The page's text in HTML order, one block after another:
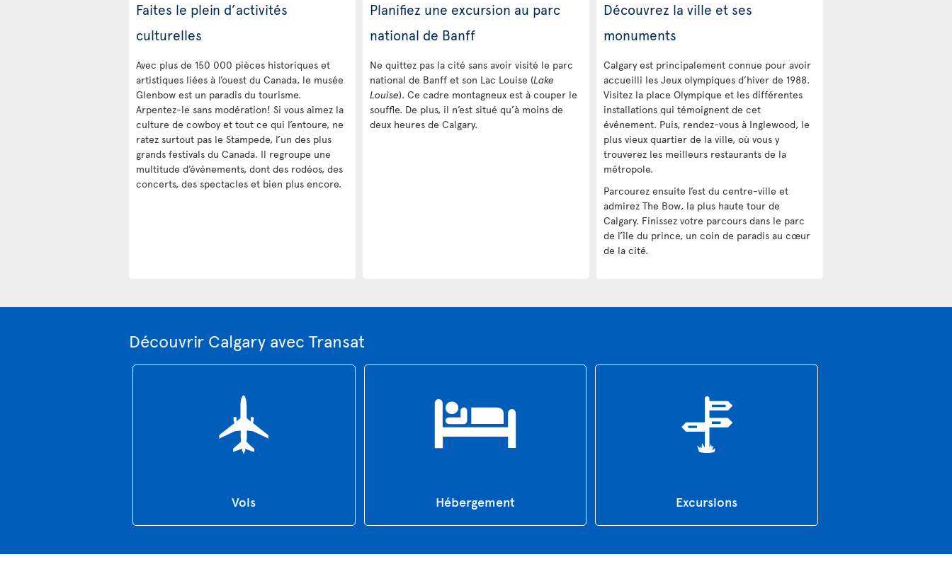
Faites le plein d’activités
culturelles
Avec plus de 150 000 pièces historiques et
artistiques liées à l’ouest du Canada, le musée
Glenbow est un paradis du tourisme.
Arpentez-le sans modération! Si vous aimez la
culture de cowboy et tout ce qui l’entoure, ne
ratez surtout pas le Stampede, l’un des plus
grands festivals du Canada. Il regroupe une
multitude d’événements, dont des rodéos, des
concerts, des spectacles et bien plus encore.
Planifiez une excursion au parc
national de Banff
Ne quittez pas la cité sans avoir visité le parc
national de Banff et son Lac Louise (Lake
Louise). Ce cadre montagneux est à couper le
souffle. De plus, il n’est situé qu’à moins de
deux heures de Calgary.
Découvrez la ville et ses
monuments
Calgary est principalement connue pour avoir
accueilli les Jeux olympiques d’hiver de 1988.
Visitez la place Olympique et les différentes
installations qui témoignent de cet
événement. Puis, rendez-vous à Inglewood, le
plus vieux quartier de la ville, où vous y
trouverez les meilleurs restaurants de la
métropole.
Parcourez ensuite l’est du centre-ville et
admirez The Bow, la plus haute tour de
Calgary. Finissez votre parcours dans le parc
de l’île du prince, un coin de paradis au cœur
de la cité.
Découvrir Calgary avec Transat
Vols Hébergement Excursions